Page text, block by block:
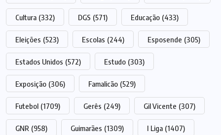
Cultura (332) DGS (571) Educação (433)
Eleições (523) Escolas (244) Esposende (305)
Estados Unidos (572) Estudo (303)
Exposição (306) Famalicão (529)
Futebol (1709) Gerês (249) Gil Vicente (307)
GNR (958) Guimarães (1309) I Liga (1407)